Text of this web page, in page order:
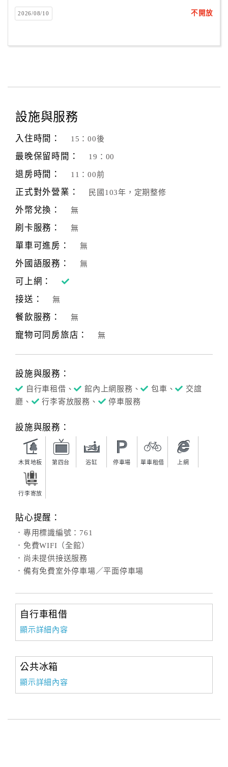
2026/08/10 不開放
設施與服務
入住時間： 15：00後
最晚保留時間： 19：00
退房時間： 11：00前
正式對外營業： 民國103年，定期整修
外幣兌換： 無
刷卡服務： 無
單車可進房： 無
外國語服務： 無
可上網：
接送：
無
餐飲服務： 無
寵物可同房旅店： 無
設施與服務：
自行車租借、 館內上網服務、 包車、
交誼
廳、
行李寄放服務、 停車服務
設施與服務：
木質地板 第四台 浴缸 停車場 單車租借 上網
行李寄放
貼心提醒：
．專用標識編號：761
．免費WIFI（全館）
．尚未提供接送服務
．備有免費室外停車場／平面停車場
自行車租借
顯示詳細內容
公共冰箱
顯示詳細內容